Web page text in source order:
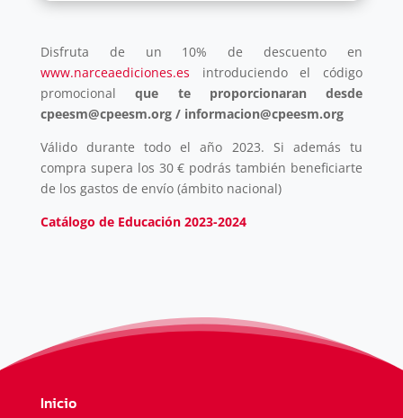
Disfruta de un 10% de descuento en
www.narceaediciones.es introduciendo el código
promocionalque te proporcionaran desde
cpeesm@cpeesm.org / informacion@cpeesm.org
Válido durante todo el año 2023. Si además tu
compra supera los 30 € podrás también beneficiarte
de los gastos de envío (ámbito nacional)
Catálogo de Educación 2023-2024
Inicio